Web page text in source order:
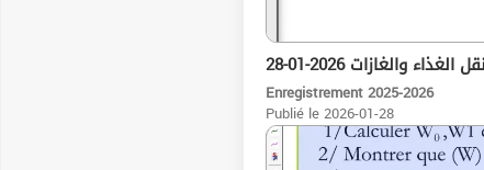
الدّم ينقل الغذاء والغازات
Enregistrement 2025-2026
Publié le 2026-01-28
35:13